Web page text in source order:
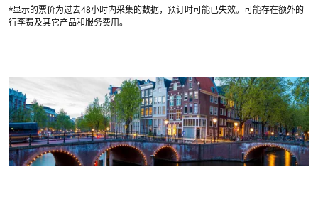
*显示的票价为过去48小时内采集的数据，预订时可能已失效。 可能存在额外的
行李费及其它产品和服务费用。